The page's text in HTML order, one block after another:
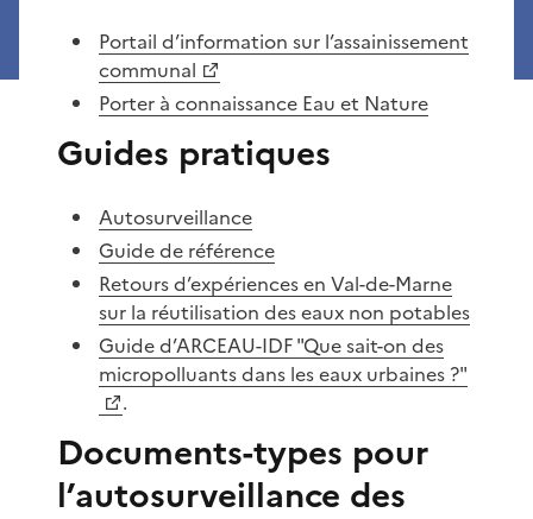
Portail d’information sur l’assainissement
communal
Porter à connaissance Eau et Nature
Guides pratiques
Autosurveillance
Guide de référence
Retours d’expériences en Val-de-Marne
sur la réutilisation des eaux non potables
Guide d’ARCEAU-IDF "Que sait-on des
micropolluants dans les eaux urbaines ?"
.
Documents-types pour
l’autosurveillance des